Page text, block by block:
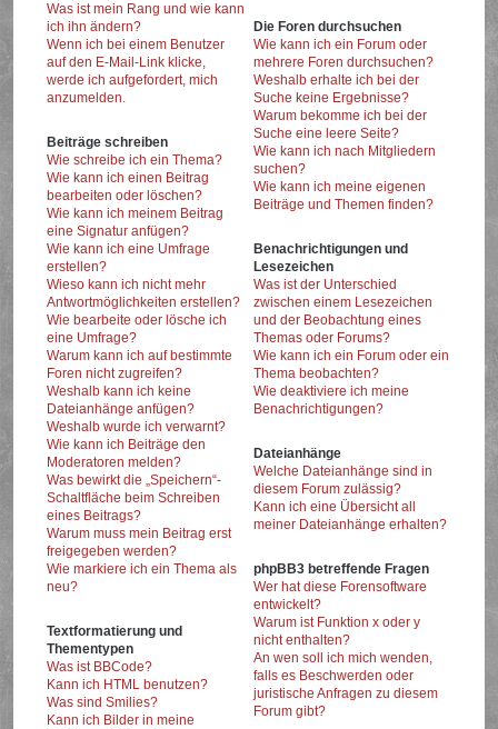
Was ist mein Rang und wie kann
ich ihn ändern?
Wenn ich bei einem Benutzer
auf den E-Mail-Link klicke,
werde ich aufgefordert, mich
anzumelden.
Beiträge schreiben
Wie schreibe ich ein Thema?
Wie kann ich einen Beitrag
bearbeiten oder löschen?
Wie kann ich meinem Beitrag
eine Signatur anfügen?
Wie kann ich eine Umfrage
erstellen?
Wieso kann ich nicht mehr
Antwortmöglichkeiten erstellen?
Wie bearbeite oder lösche ich
eine Umfrage?
Warum kann ich auf bestimmte
Foren nicht zugreifen?
Weshalb kann ich keine
Dateianhänge anfügen?
Weshalb wurde ich verwarnt?
Wie kann ich Beiträge den
Moderatoren melden?
Was bewirkt die „Speichern“-
Schaltfläche beim Schreiben
eines Beitrags?
Warum muss mein Beitrag erst
freigegeben werden?
Wie markiere ich ein Thema als
neu?
Textformatierung und
Thementypen
Was ist BBCode?
Kann ich HTML benutzen?
Was sind Smilies?
Kann ich Bilder in meine
Die Foren durchsuchen
Wie kann ich ein Forum oder
mehrere Foren durchsuchen?
Weshalb erhalte ich bei der
Suche keine Ergebnisse?
Warum bekomme ich bei der
Suche eine leere Seite?
Wie kann ich nach Mitgliedern
suchen?
Wie kann ich meine eigenen
Beiträge und Themen finden?
Benachrichtigungen und
Lesezeichen
Was ist der Unterschied
zwischen einem Lesezeichen
und der Beobachtung eines
Themas oder Forums?
Wie kann ich ein Forum oder ein
Thema beobachten?
Wie deaktiviere ich meine
Benachrichtigungen?
Dateianhänge
Welche Dateianhänge sind in
diesem Forum zulässig?
Kann ich eine Übersicht all
meiner Dateianhänge erhalten?
phpBB3 betreffende Fragen
Wer hat diese Forensoftware
entwickelt?
Warum ist Funktion x oder y
nicht enthalten?
An wen soll ich mich wenden,
falls es Beschwerden oder
juristische Anfragen zu diesem
Forum gibt?